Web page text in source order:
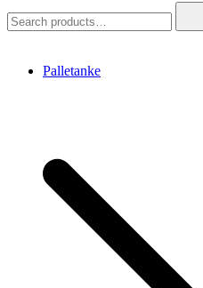
for:
Palletanke